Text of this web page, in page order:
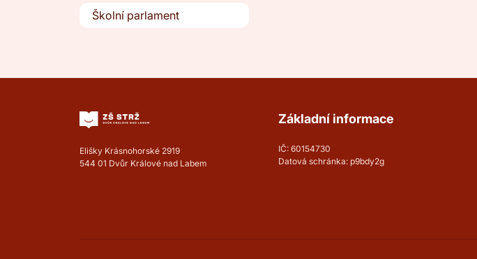
Školní parlament
Elišky Krásnohorské 2919
544 01 Dvůr Králové nad Labem
Základní informace
IČ: 60154730
Datová schránka: p9bdy2g